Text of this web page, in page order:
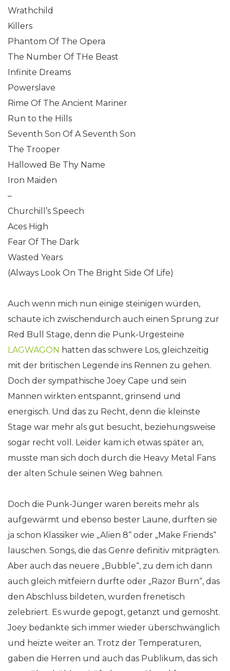
Wrathchild
Killers
Phantom Of The Opera
The Number Of THe Beast
Infinite Dreams
Powerslave
Rime Of The Ancient Mariner
Run to the Hills
Seventh Son Of A Seventh Son
The Trooper
Hallowed Be Thy Name
Iron Maiden
–
Churchill’s Speech
Aces High
Fear Of The Dark
Wasted Years
(Always Look On The Bright Side Of Life)
Auch wenn mich nun einige steinigen würden,
schaute ich zwischendurch auch einen Sprung zur
Red Bull Stage, denn die Punk-Urgesteine
LAGWAGON hatten das schwere Los, gleichzeitig
mit der britischen Legende ins Rennen zu gehen.
Doch der sympathische Joey Cape und sein
Mannen wirkten entspannt, grinsend und
energisch. Und das zu Recht, denn die kleinste
Stage war mehr als gut besucht, beziehungsweise
sogar recht voll. Leider kam ich etwas später an,
musste man sich doch durch die Heavy Metal Fans
der alten Schule seinen Weg bahnen.
Doch die Punk-Jünger waren bereits mehr als
aufgewärmt und ebenso bester Laune, durften sie
ja schon Klassiker wie „Alien 8“ oder „Make Friends“
lauschen. Songs, die das Genre definitiv mitprägten.
Aber auch das neuere „Bubble“, zu dem ich dann
auch gleich mitfeiern durfte oder „Razor Burn“, das
den Abschluss bildeten, wurden frenetisch
zelebriert. Es wurde gepogt, getanzt und gemosht.
Joey bedankte sich immer wieder überschwänglich
und heizte weiter an. Trotz der Temperaturen,
gaben die Herren und auch das Publikum, das sich